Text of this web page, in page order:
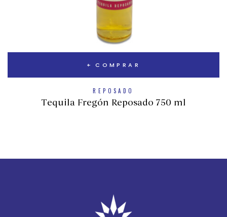
COMPRAR
REPOSADO
Tequila Fregón Reposado 750 ml